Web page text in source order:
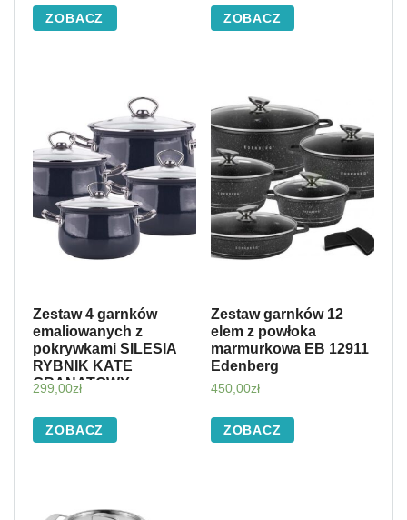
ZOBACZ ZOBACZ
Zestaw 4 garnków
emaliowanych z
pokrywkami SILESIA
RYBNIK KATE
GRANATOWY
299,00zł
ZOBACZ
Zestaw garnków 12
elem z powłoka
marmurkowa EB 12911
Edenberg
450,00zł
ZOBACZ